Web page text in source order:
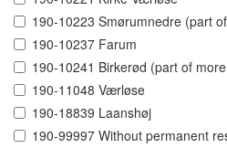
190-10223 Smørumnedre (part
190-10237 Farum
190-10241 Birkerød (part of
190-11048 Værløse
190-18839 Laanshøj
190-99997 Without permanent